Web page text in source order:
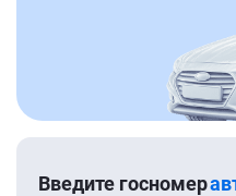
Введите госномер